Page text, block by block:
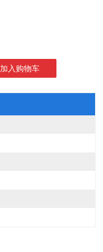
加入购物车